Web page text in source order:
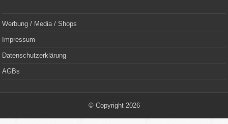
Werbung / Media / Shops
Impressum
Datenschutzerklärung
AGBs
© Copyright 2026